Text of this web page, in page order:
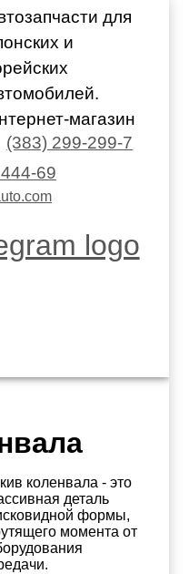
для
и
магазин
(383) 299-299-7
69
коленвала - это
деталь
формы,
момента от